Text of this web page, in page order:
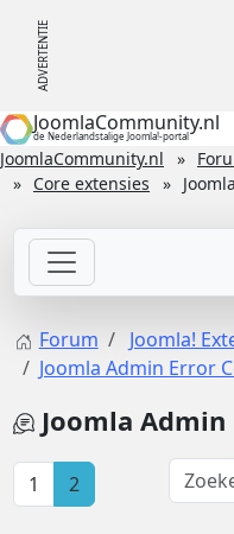
JoomlaCommunity.nl
de Nederlandstalige Joomla!-portal
JoomlaCommunity.nl
Core extensies
Forum Joomla!
Joomla Admin Error
Joomla Admin
1 2